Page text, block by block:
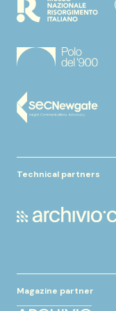
Technical partners
Magazine partner